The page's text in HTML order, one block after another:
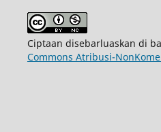
Ciptaan disebarluaskan di
Commons Atribusi-